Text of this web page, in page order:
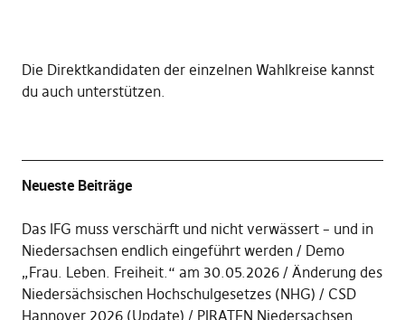
Die Direktkandidaten der einzelnen Wahlkreise kannst
du auch unterstützen.
Neueste Beiträge
Das IFG muss verschärft und nicht verwässert – und in
Niedersachsen endlich eingeführt werden
Demo
„Frau. Leben. Freiheit.“ am 30.05.2026
Änderung des
Niedersächsischen Hochschulgesetzes (NHG)
CSD
Hannover 2026 (Update)
PIRATEN Niedersachsen